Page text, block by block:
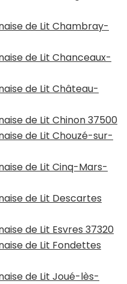
de Lit Chambray-
de Lit Chanceaux-
de Lit Château-
de Lit Chinon 37500
de Lit Chouzé-sur-
de Lit Cinq-Mars-
de Lit Descartes
de Lit Esvres 37320
de Lit Fondettes
de Lit Joué-lès-